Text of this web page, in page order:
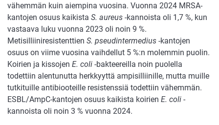
vähemmän kuin aiempina vuosina. Vuonna 2024 MRSA-
kantojen osuus kaikista S. aureus -kannoista oli 1,7 %, kun
vastaava luku vuonna 2023 oli noin 9 %.
Metisilliiniresistenttien S. pseudintermedius -kantojen
osuus on viime vuosina vaihdellut 5 %:n molemmin puolin.
Koirien ja kissojen E. coli -bakteereilla noin puolella
todettiin alentunutta herkkyyttä ampisilliinille, mutta muille
tutkituille antibiooteille resistenssiä todettiin vähemmän.
ESBL/AmpC-kantojen osuus kaikista koirien E. coli -
kannoista oli noin 3 % vuonna 2024.